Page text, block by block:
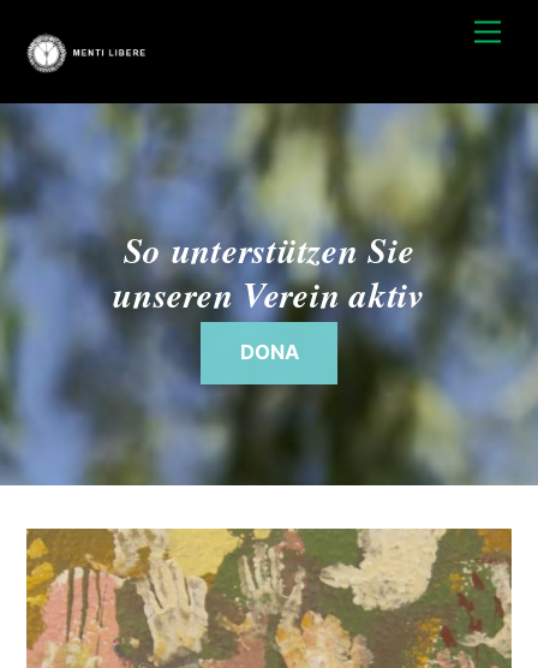
Inhalt
springen
So unterstützen Sie
unseren Verein aktiv
DONA